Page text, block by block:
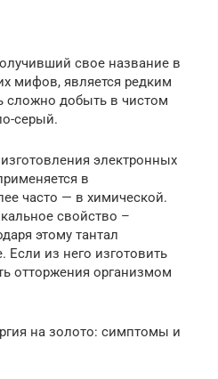
свое название в
мифов, является редким
сложно добыть в чистом
серый.
электронных
в
часто — в химической.
свойство –
этому тантал
Если из него изготовить
отторжения организмом
на золото: симптомы и